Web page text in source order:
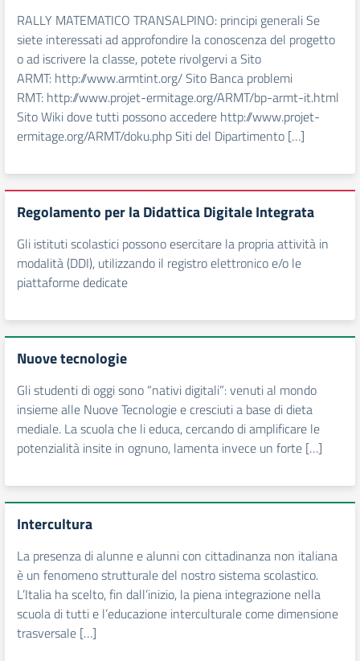
RALLY MATEMATICO TRANSALPINO: principi generali Se
siete interessati ad approfondire la conoscenza del progetto
o ad iscrivere la classe, potete rivolgervi a Sito
ARMT: http://www.armtint.org/ Sito Banca problemi
RMT: http://www.projet-ermitage.org/ARMT/bp-armt-it.html
Sito Wiki dove tutti possono accedere http://www.projet-
ermitage.org/ARMT/doku.php Siti del Dipartimento […]
Regolamento per la Didattica Digitale Integrata
Gli istituti scolastici possono esercitare la propria attività in
modalità (DDI), utilizzando il registro elettronico e/o le
piattaforme dedicate
Nuove tecnologie
Gli studenti di oggi sono “nativi digitali”: venuti al mondo
insieme alle Nuove Tecnologie e cresciuti a base di dieta
mediale. La scuola che li educa, cercando di amplificare le
potenzialità insite in ognuno, lamenta invece un forte […]
Intercultura
La presenza di alunne e alunni con cittadinanza non italiana
è un fenomeno strutturale del nostro sistema scolastico.
L’Italia ha scelto, fin dall’inizio, la piena integrazione nella
scuola di tutti e l’educazione interculturale come dimensione
trasversale […]